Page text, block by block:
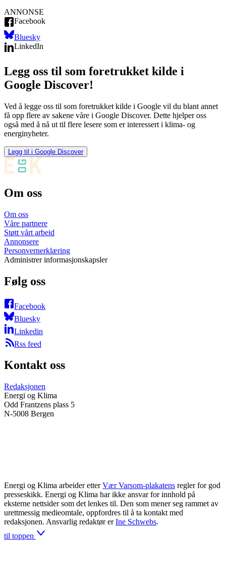
ANNONSE
Facebook
Bluesky
LinkedIn
Legg oss til som foretrukket kilde i
Google Discover!
Ved å legge oss til som foretrukket kilde i Google vil du blant annet
få opp flere av sakene våre i Google Discover. Dette hjelper oss
også med å nå ut til flere lesere som er interessert i klima- og
energinyheter.
Legg til i Google Discover
Om oss
Om oss
Våre partnere
Støtt vårt arbeid
Annonsere
Personvernerklæring
Administrer informasjonskapsler
Følg oss
Facebook
Bluesky
Linkedin
Rss feed
Kontakt oss
Redaksjonen
Energi og Klima
Odd Frantzens plass 5
N-5008 Bergen
Energi og Klima arbeider etter Vær Varsom-plakatens regler for god
presseskikk. Energi og Klima har ikke ansvar for innhold på
eksterne nettsider som det lenkes til. Den som mener seg rammet av
urettmessig medieomtale, oppfordres til å ta kontakt med
redaksjonen. Ansvarlig redaktør er Ine Schwebs.
til toppen